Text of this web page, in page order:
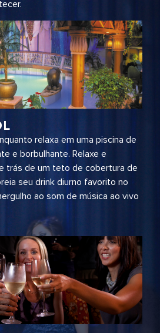
relaxa em uma piscina de
e borbulhante. Relaxe e
trás de um teto de cobertura de
seu drink diurno favorito no
ao som de música ao vivo